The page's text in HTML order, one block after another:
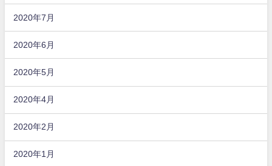
2020年7月
2020年6月
2020年5月
2020年4月
2020年2月
2020年1月